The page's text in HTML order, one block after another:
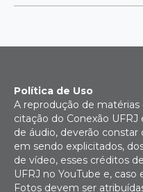
Política de Uso
A reprodução de
citação do Conexão
de áudio, deverão constar
em sendo explicitados,
de vídeo, esses créditos
UFRJ no YouTube e,
Fotos devem ser